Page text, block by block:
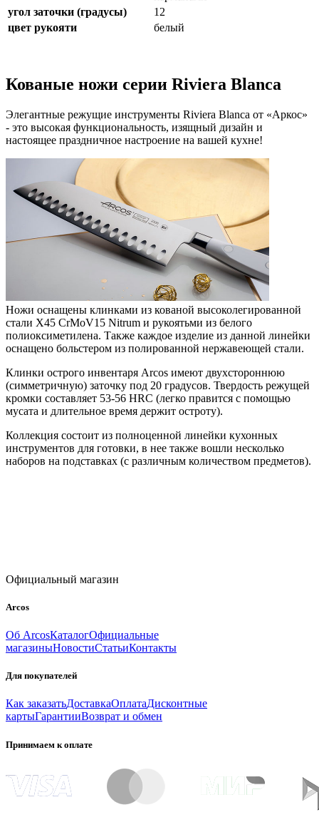
угол заточки (градусы)
12
цвет рукояти
белый
Кованые ножи серии Riviera Blanca
Элегантные режущие инструменты Riviera Blanca от «Аркос»
- это высокая функциональность, изящный дизайн и
настоящее праздничное настроение на вашей кухне!
Ножи оснащены клинками из кованой высоколегированной
стали X45 CrMoV15 Nitrum и рукоятьми из белого
полиоксиметилена. Также каждое изделие из данной линейки
оснащено больстером из полированной нержавеющей стали.
Клинки острого инвентаря Arcos имеют двухстороннюю
(симметричную) заточку под 20 градусов. Твердость режущей
кромки составляет 53-56 HRC (легко правится с помощью
мусата и длительное время держит остроту).
Коллекция состоит из полноценной линейки кухонных
инструментов для готовки, в нее также вошли несколько
наборов на подставках (с различным количеством предметов).
Официальный магазин
Arcos
Об ArcosКаталогОфициальные
магазиныНовостиСтатьиКонтакты
Для покупателей
Как заказатьДоставкаОплатаДисконтные
картыГарантииВозврат и обмен
Принимаем к оплате